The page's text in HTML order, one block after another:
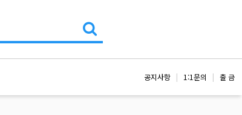
공지사항 1:1문의 출 금